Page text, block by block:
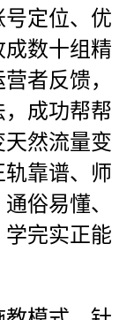
定位、优
数十组精
者反馈，
成功帮帮
然流量变
靠谱、师
俗易懂、
完实正能